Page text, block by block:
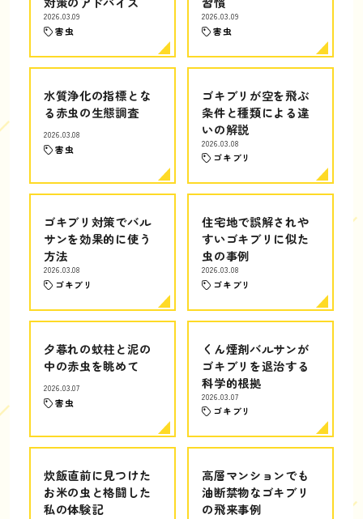
2026.03.09
害虫
2026.03.09
害虫
水質浄化の指標とな
る赤虫の生態調査
2026.03.08
害虫
ゴキブリが空を飛ぶ
条件と種類による違
いの解説
2026.03.08
ゴキブリ
ゴキブリ対策でバル
サンを効果的に使う
方法
2026.03.08
ゴキブリ
住宅地で誤解されや
すいゴキブリに似た
虫の事例
2026.03.08
ゴキブリ
夕暮れの蚊柱と泥の
中の赤虫を眺めて
2026.03.07
害虫
くん煙剤バルサンが
ゴキブリを退治する
科学的根拠
2026.03.07
ゴキブリ
炊飯直前に見つけた
お米の虫と格闘した
私の体験記
高層マンションでも
油断禁物なゴキブリ
の飛来事例